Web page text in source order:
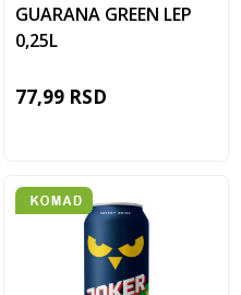
GUARANA GREEN LEP
0,25L
77,99 RSD